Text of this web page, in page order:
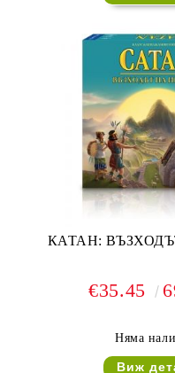
КАТАН:
€35.45
Няма
Виж